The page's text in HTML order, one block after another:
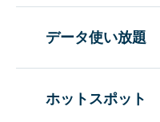
データ使い放題
ホットスポット